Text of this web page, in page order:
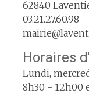
62840
03.21.27.60.98
Horaires
Lundi,
8h30 - 12h00